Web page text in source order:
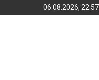
06.08.2026, 22:57